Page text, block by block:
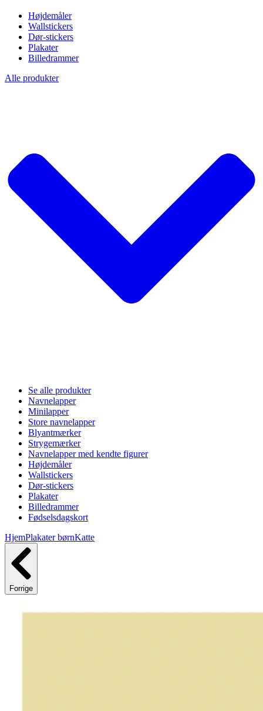
Højdemåler
Wallstickers
Dør-stickers
Plakater
Billedrammer
Alle produkter
Se alle produkter
Navnelapper
Minilapper
Store navnelapper
Blyantmærker
Strygemærker
Navnelapper med kendte figurer
Højdemåler
Wallstickers
Dør-stickers
Plakater
Billedrammer
Fødselsdagskort
HjemPlakater børnKatte
Forrige